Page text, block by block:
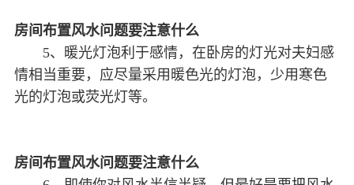
房间布置风水问题要注意什么
5、暖光灯泡利于感情，在卧房的灯光对夫妇感
情相当重要，应尽量采用暖色光的灯泡，少用寒色
光的灯泡或荧光灯等。
房间布置风水问题要注意什么